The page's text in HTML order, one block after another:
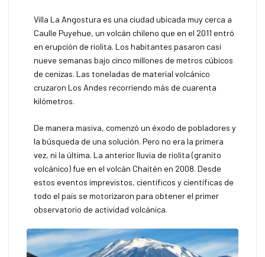
Villa La Angostura es una ciudad ubicada muy cerca a
Caulle Puyehue, un volcán chileno que en el 2011 entró
en erupción de riolita. Los habitantes pasaron casi
nueve semanas bajo cinco millones de metros cúbicos
de cenizas. Las toneladas de material volcánico
cruzaron Los Andes recorriendo más de cuarenta
kilómetros.
De manera masiva, comenzó un éxodo de pobladores y
la búsqueda de una solución. Pero no era la primera
vez, ni la última. La anterior lluvia de riolita (granito
volcánico) fue en el volcán Chaitén en 2008. Desde
estos eventos imprevistos, científicos y científicas de
todo el país se motorizaron para obtener el primer
observatorio de actividad volcánica.